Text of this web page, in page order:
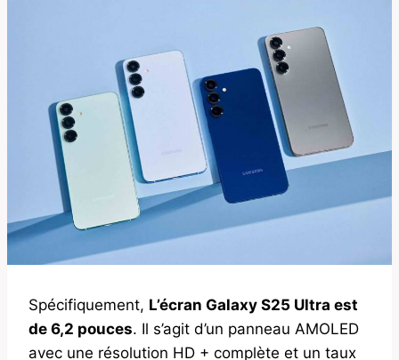
Spécifiquement, L’écran Galaxy S25 Ultra est
de 6,2 pouces. Il s’agit d’un panneau AMOLED
avec une résolution HD + complète et un taux